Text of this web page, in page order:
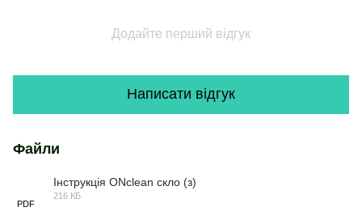
Додайте перший відгук
Написати відгук
Файли
PDF
Інструкція ONclean скло (з)
216 КБ